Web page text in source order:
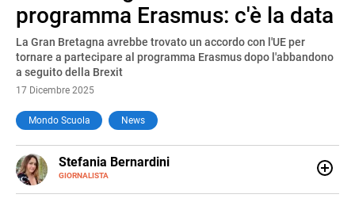
programma Erasmus: c'è la data
La Gran Bretagna avrebbe trovato un accordo con l'UE per
tornare a partecipare al programma Erasmus dopo l'abbandono
a seguito della Brexit
17 Dicembre 2025
Mondo Scuola News
Stefania Bernardini
GIORNALISTA
E-
MAIL